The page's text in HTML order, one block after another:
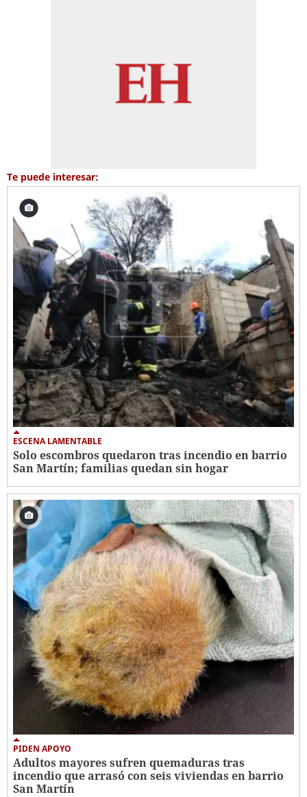
Te puede interesar:
ESCENA LAMENTABLE
Solo escombros quedaron tras incendio en barrio
San Martín; familias quedan sin hogar
PIDEN APOYO
Adultos mayores sufren quemaduras tras
incendio que arrasó con seis viviendas en barrio
San Martín